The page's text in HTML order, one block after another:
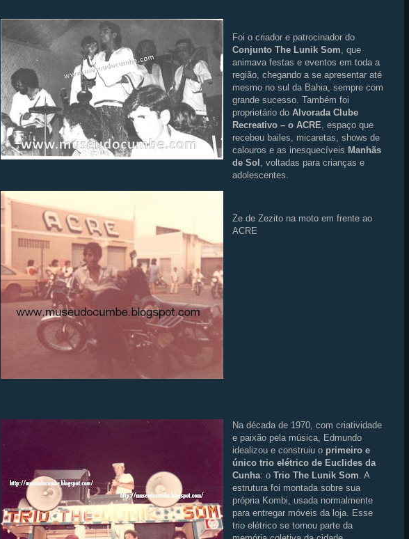
Foi o criador e patrocinador do
Conjunto The Lunik Som, que
animava festas e eventos em toda a
região, chegando a se apresentar até
mesmo no sul da Bahia, sempre com
grande sucesso. Também foi
proprietário do Alvorada Clube
Recreativo – o ACRE, espaço que
recebeu bailes, micaretas, shows de
calouros e as inesquecíveis Manhãs
de Sol , voltadas para crianças e
adolescentes.
Ze de Zezito na moto em frente ao
ACRE
Na década de 1970, com criatividade
e paixão pela música, Edmundo
idealizou e construiu o primeiro e
único trio elétrico de Euclides da
Cunha: o Trio The Lunik Som. A
estrutura foi montada sobre sua
própria Kombi, usada normalmente
para entregar móveis da loja. Esse
trio elétrico se tornou parte da